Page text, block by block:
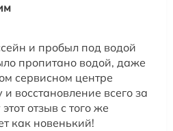
и пробыл под водой
пропитано водой, даже
сервисном центре
восстановление всего за
отзыв с того же
как новенький!